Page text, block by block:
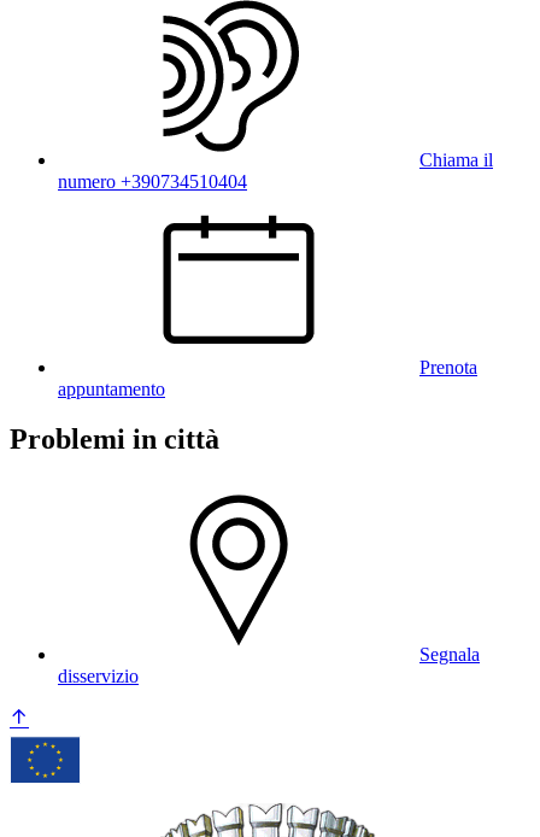
Chiama il
numero +390734510404
Prenota
appuntamento
Problemi in città
Segnala
disservizio